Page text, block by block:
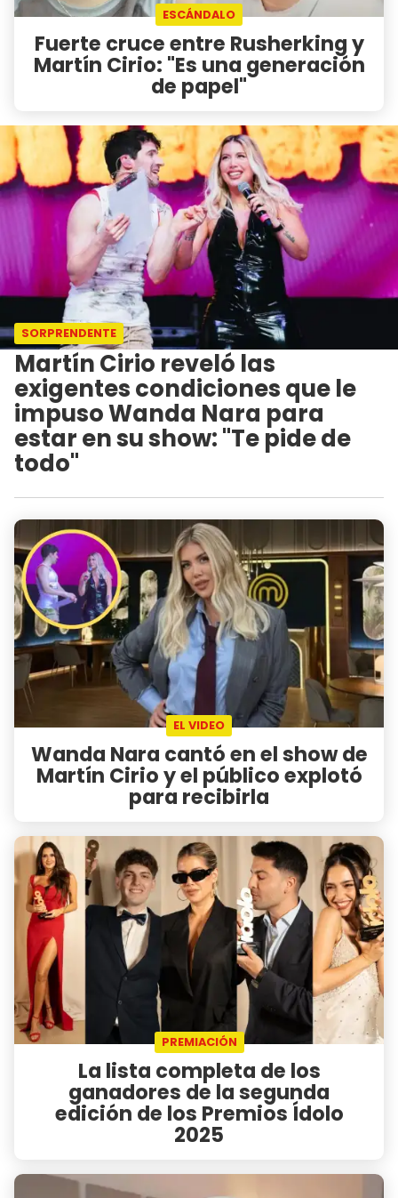
ESCÁNDALO
Fuerte cruce entre Rusherking y
Martín Cirio: "Es una generación
de papel"
SORPRENDENTE
Martín Cirio reveló las
exigentes condiciones que le
impuso Wanda Nara para
estar en su show: "Te pide de
todo"
EL VIDEO
Wanda Nara cantó en el show de
Martín Cirio y el público explotó
para recibirla
PREMIACIÓN
La lista completa de los
ganadores de la segunda
edición de los Premios Ídolo
2025